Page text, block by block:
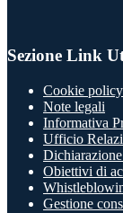
Sezione Link
Cookie policy
Note legali
Informativa
Ufficio
Obiettivi di
Gestione